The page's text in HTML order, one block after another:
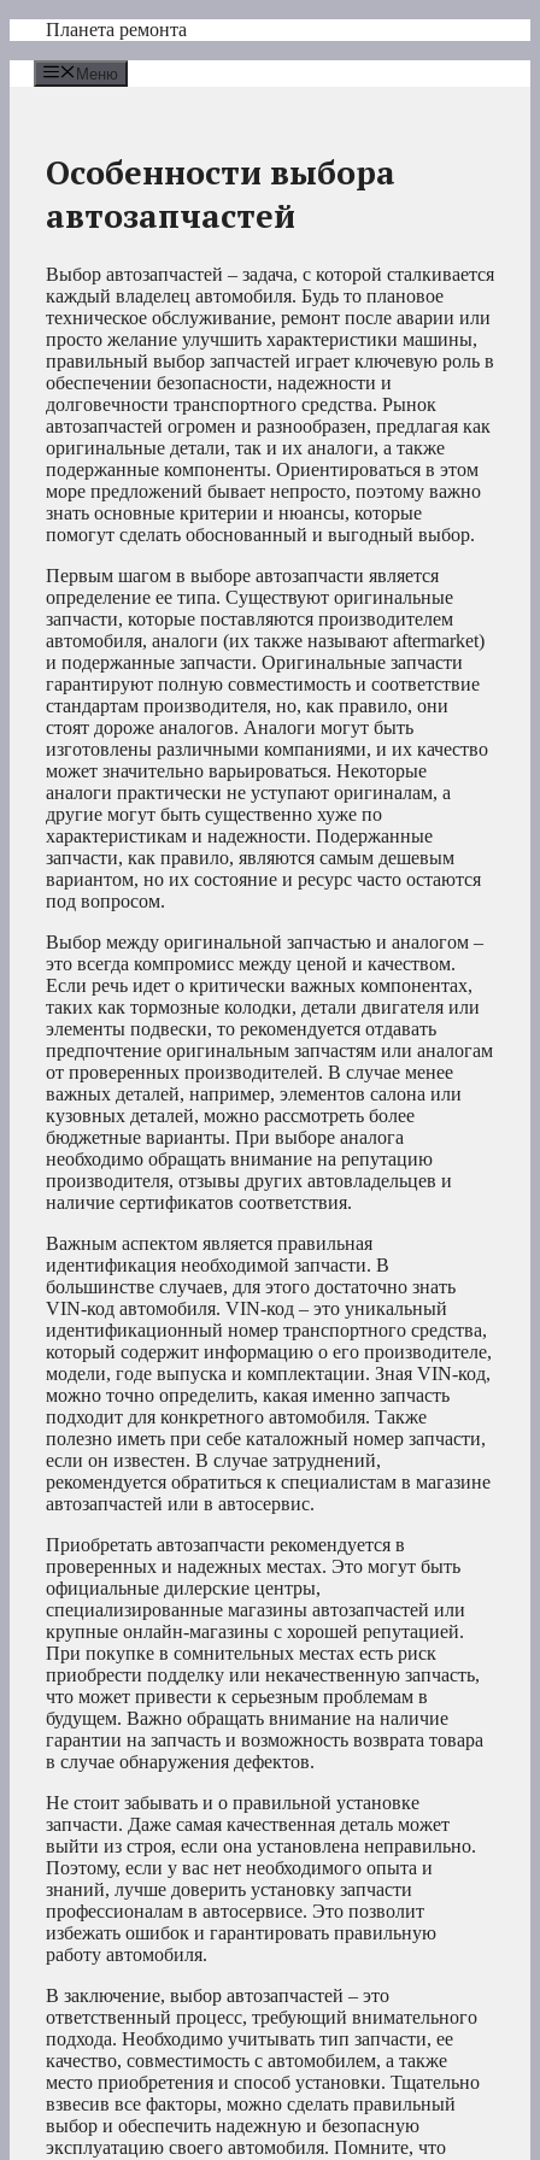
Перейти
содержимому
Планета ремонта
Меню
Особенности выбора
автозапчастей
Выбор автозапчастей – задача, с которой сталкивается
каждый владелец автомобиля. Будь то плановое
техническое обслуживание, ремонт после аварии или
просто желание улучшить характеристики машины,
правильный выбор запчастей играет ключевую роль в
обеспечении безопасности, надежности и
долговечности транспортного средства. Рынок
автозапчастей огромен и разнообразен, предлагая как
оригинальные детали, так и их аналоги, а также
подержанные компоненты. Ориентироваться в этом
море предложений бывает непросто, поэтому важно
знать основные критерии и нюансы, которые
помогут сделать обоснованный и выгодный выбор.
Первым шагом в выборе автозапчасти является
определение ее типа. Существуют оригинальные
запчасти, которые поставляются производителем
автомобиля, аналоги (их также называют aftermarket)
и подержанные запчасти. Оригинальные запчасти
гарантируют полную совместимость и соответствие
стандартам производителя, но, как правило, они
стоят дороже аналогов. Аналоги могут быть
изготовлены различными компаниями, и их качество
может значительно варьироваться. Некоторые
аналоги практически не уступают оригиналам, а
другие могут быть существенно хуже по
характеристикам и надежности. Подержанные
запчасти, как правило, являются самым дешевым
вариантом, но их состояние и ресурс часто остаются
под вопросом.
Выбор между оригинальной запчастью и аналогом –
это всегда компромисс между ценой и качеством.
Если речь идет о критически важных компонентах,
таких как тормозные колодки, детали двигателя или
элементы подвески, то рекомендуется отдавать
предпочтение оригинальным запчастям или аналогам
от проверенных производителей. В случае менее
важных деталей, например, элементов салона или
кузовных деталей, можно рассмотреть более
бюджетные варианты. При выборе аналога
необходимо обращать внимание на репутацию
производителя, отзывы других автовладельцев и
наличие сертификатов соответствия.
Важным аспектом является правильная
идентификация необходимой запчасти. В
большинстве случаев, для этого достаточно знать
VIN-код автомобиля. VIN-код – это уникальный
идентификационный номер транспортного средства,
который содержит информацию о его производителе,
модели, годе выпуска и комплектации. Зная VIN-код,
можно точно определить, какая именно запчасть
подходит для конкретного автомобиля. Также
полезно иметь при себе каталожный номер запчасти,
если он известен. В случае затруднений,
рекомендуется обратиться к специалистам в магазине
автозапчастей или в автосервис.
Приобретать автозапчасти рекомендуется в
проверенных и надежных местах. Это могут быть
официальные дилерские центры,
специализированные магазины автозапчастей или
крупные онлайн-магазины с хорошей репутацией.
При покупке в сомнительных местах есть риск
приобрести подделку или некачественную запчасть,
что может привести к серьезным проблемам в
будущем. Важно обращать внимание на наличие
гарантии на запчасть и возможность возврата товара
в случае обнаружения дефектов.
Не стоит забывать и о правильной установке
запчасти. Даже самая качественная деталь может
выйти из строя, если она установлена неправильно.
Поэтому, если у вас нет необходимого опыта и
знаний, лучше доверить установку запчасти
профессионалам в автосервисе. Это позволит
избежать ошибок и гарантировать правильную
работу автомобиля.
В заключение, выбор автозапчастей – это
ответственный процесс, требующий внимательного
подхода. Необходимо учитывать тип запчасти, ее
качество, совместимость с автомобилем, а также
место приобретения и способ установки. Тщательно
взвесив все факторы, можно сделать правильный
выбор и обеспечить надежную и безопасную
эксплуатацию своего автомобиля. Помните, что